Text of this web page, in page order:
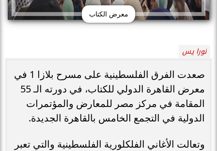
معرض الكتاب
نورا يس
صعدت الفرق الفلسطينية على مسرح بلازا 1 في
معرض القاهرة الدولي للكتاب، في دورته الـ 55
المقامة في مركز مصر للمعارض والمؤتمرات
الدولية في التجمع الخامس بالقاهرة الجديدة.
وتعالت الأغاني الفلكلورية الفلسطينية والتي تعبر